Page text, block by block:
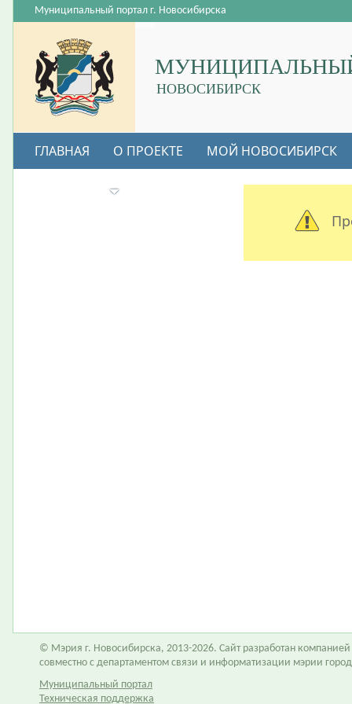
НОВОСИБИРСК
Муниципальный портал г. Новосибирска
ГЛАВНАЯ О ПРОЕКТЕ МОЙ НОВОСИБИРСК
© Мэрия г. Новосибирска, 2013-2026. Сайт разработан компанией
совместно с департаментом связи и информатизации мэрии
Муниципальный портал
Техническая поддержка